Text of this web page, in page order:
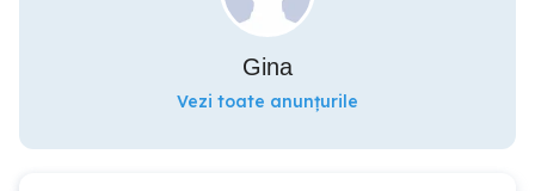
Gina
Vezi toate anunțurile